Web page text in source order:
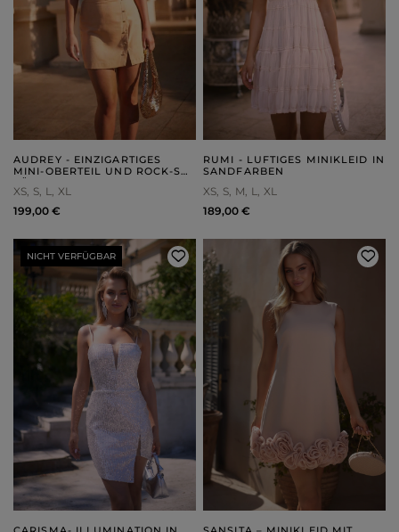
AUDREY - EINZIGARTIGES
MINI-OBERTEIL UND ROCK-SET
XS S L
XL
199,00 €
RUMI - LUFTIGES MINIKLEID IN
SANDFARBEN
XS S M L
XL
189,00 €
NICHT VERFÜGBAR